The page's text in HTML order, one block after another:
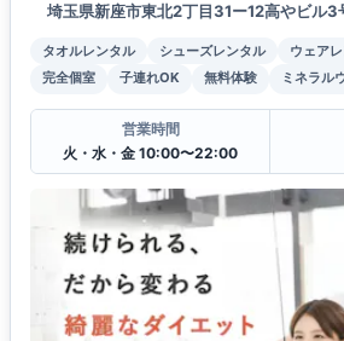
埼玉県新座市東北2丁目31ー12高やビル3
タオルレンタル シューズレンタル ウェア
完全個室
子連れOK 無料体験 ミネラル
営業時間
火・水・金 10:00〜22:00